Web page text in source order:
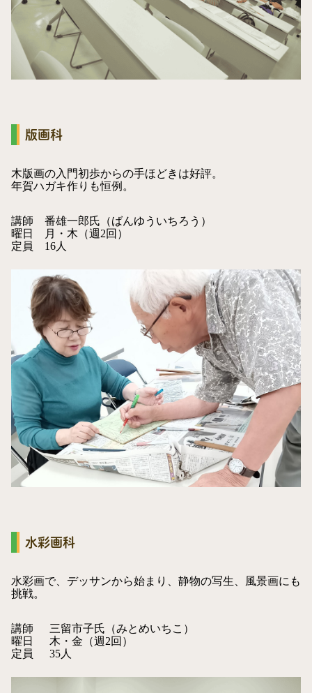
版画科
木版画の入門初歩からの手ほどきは好評。
年賀ハガキ作りも恒例。
講師
番雄一郎氏（ばんゆういちろう）
曜日
月・木（週2回）
定員
16人
水彩画科
水彩画で、デッサンから始まり、静物の写生、風景画にも
挑戦。
講師
三留市子氏（みとめいちこ）
曜日
木・金（週2回）
定員
35人